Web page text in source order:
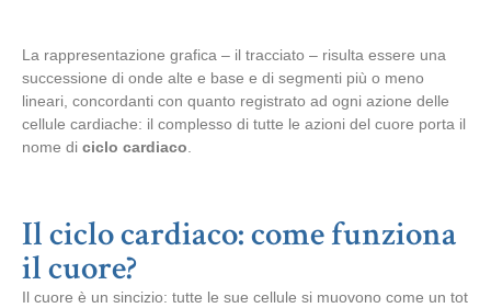
La rappresentazione grafica – il tracciato – risulta essere una
successione di onde alte e base e di segmenti più o meno
lineari, concordanti con quanto registrato ad ogni azione delle
cellule cardiache: il complesso di tutte le azioni del cuore porta il
nome di ciclo cardiaco
Il ciclo cardiaco: come funziona
il cuore?
Il cuore è un sincizio: tutte le sue cellule si muovono come un tot